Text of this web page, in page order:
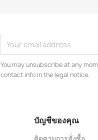
You may unsubscribe at any
contact info in the legal notice.
บัญชีของคุณ